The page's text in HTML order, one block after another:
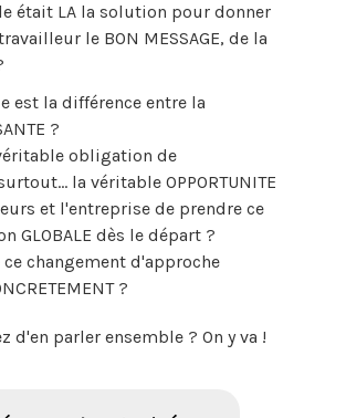
était LA la solution pour donner
le BON MESSAGE, de la
est la différence entre la
?
obligation de
la véritable OPPORTUNITE
et l'entreprise de prendre ce
GLOBALE dès le départ ?
changement d'approche
?
d'en parler ensemble ? On y va !